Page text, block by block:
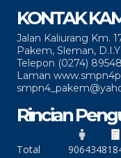
KONTAK
Jalan Kaliurang Km.
Pakem, Sleman,
Telepon (0274)
Laman
Rincian
Total 90643